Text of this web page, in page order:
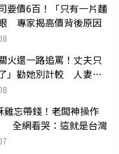
要價6百！「只有一片麵
專家揭高價背後原因
火還一路追罵！丈夫只
」勸她別計較 人妻超
雞忘帶錢！老闆神操作
全網看哭：這就是台灣